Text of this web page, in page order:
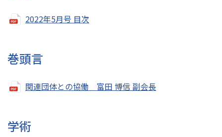
2022年5月号 目次
巻頭言
関連団体との協働 富田 博信 副会長
学術